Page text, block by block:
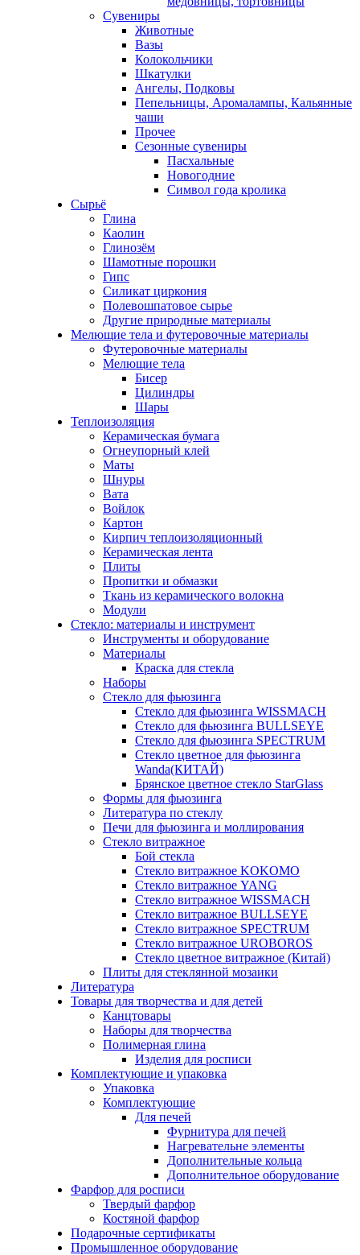
Сувениры
Животные
Вазы
Колокольчики
Шкатулки
Ангелы, Подковы
Пепельницы, Аромалампы, Кальянные
чаши
Прочее
Сезонные сувениры
Пасхальные
Новогодние
Символ года кролика
Сырьё
Глина
Каолин
Глинозём
Шамотные порошки
Гипс
Силикат циркония
Полевошпатовое сырье
Другие природные материалы
Мелющие тела и футеровочные материалы
Футеровочные материалы
Мелющие тела
Бисер
Цилиндры
Шары
Теплоизоляция
Керамическая бумага
Огнеупорный клей
Маты
Шнуры
Вата
Войлок
Картон
Кирпич теплоизоляционный
Керамическая лента
Плиты
Пропитки и обмазки
Ткань из керамического волокна
Модули
Стекло: материалы и инструмент
Инструменты и оборудование
Материалы
Краска для стекла
Наборы
Стекло для фьюзинга
Стекло для фьюзинга WISSMACH
Стекло для фьюзинга BULLSEYE
Стекло для фьюзинга SPECTRUM
Стекло цветное для фьюзинга
Wanda(КИТАЙ)
Брянское цветное стекло StarGlass
Формы для фьюзинга
Литература по стеклу
Печи для фьюзинга и моллирования
Стекло витражное
Бой стекла
Стекло витражное KOKOMO
Стекло витражное YANG
Стекло витражное WISSMACH
Стекло витражное BULLSEYE
Стекло витражное SPECTRUM
Стекло витражное UROBOROS
Стекло цветное витражное (Китай)
Плиты для стеклянной мозаики
Литература
Товары для творчества и для детей
Канцтовары
Наборы для творчества
Полимерная глина
Изделия для росписи
Комплектующие и упаковка
Упаковка
Комплектующие
Для печей
Фурнитура для печей
Нагревательне элементы
Дополнительные кольца
Дополнительное оборудование
Фарфор для росписи
Твердый фарфор
Костяной фарфор
Подарочные сертификаты
Промышленное оборудование